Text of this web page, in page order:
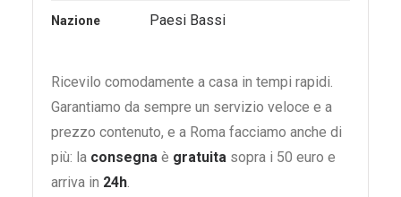
Nazione Paesi Bassi
Ricevilo comodamente a casa in tempi rapidi.
Garantiamo da sempre un servizio veloce e a
prezzo contenuto, e a Roma facciamo anche di
più: la consegna è gratuita sopra i 50 euro e
arriva in 24h.